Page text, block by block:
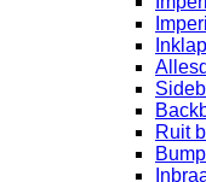
Ruit